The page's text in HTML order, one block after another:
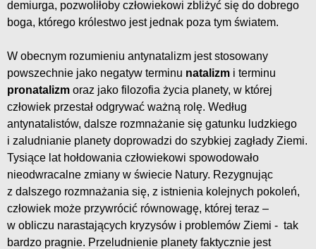
demiurga, pozwoliłoby człowiekowi zbliżyć się do dobrego
boga, którego królestwo jest jednak poza tym światem.
W obecnym rozumieniu antynatalizm jest stosowany
powszechnie jako negatyw terminu natalizm i terminu
pronatalizm oraz jako filozofia życia planety, w której
człowiek przestał odgrywać ważną rolę. Według
antynatalistów, dalsze rozmnażanie się gatunku ludzkiego
i zaludnianie planety doprowadzi do szybkiej zagłady Ziemi.
Tysiące lat hołdowania człowiekowi spowodowało
nieodwracalne zmiany w świecie Natury. Rezygnując
z dalszego rozmnażania się, z istnienia kolejnych pokoleń,
człowiek może przywrócić równowagę, której teraz –
w obliczu narastających kryzysów i problemów Ziemi - tak
bardzo pragnie. Przeludnienie planety faktycznie jest